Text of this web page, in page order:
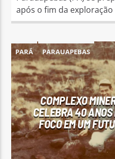
após o fim da
PARÁ PARAUAPEBAS
COMPLEXO
CELEBRA 40 ANOS
FOCO EM UM